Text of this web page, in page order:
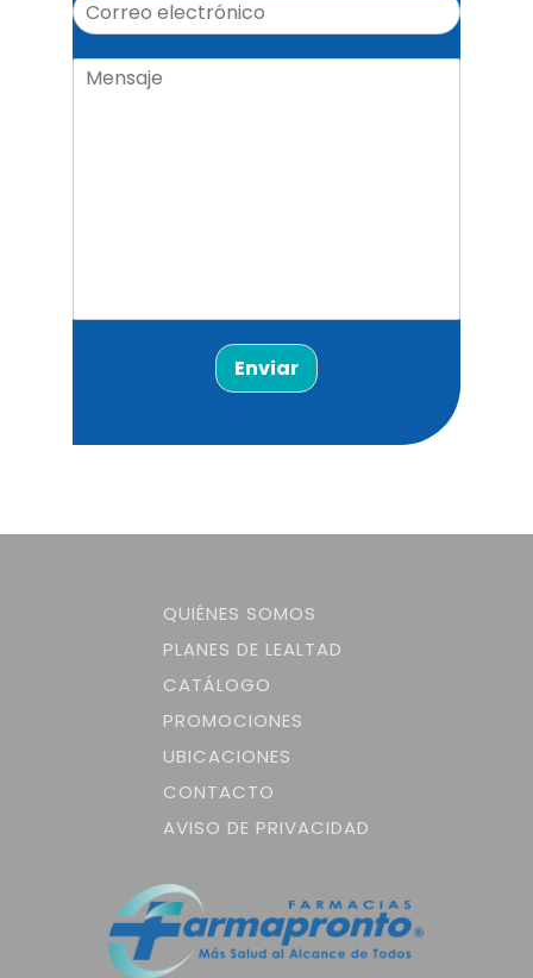
Enviar
QUIÉNES SOMOS
PLANES DE LEALTAD
CATÁLOGO
PROMOCIONES
UBICACIONES
CONTACTO
AVISO DE PRIVACIDAD